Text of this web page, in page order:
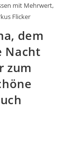
mit Mehrwert,
Flicker
dem
Nacht
zum